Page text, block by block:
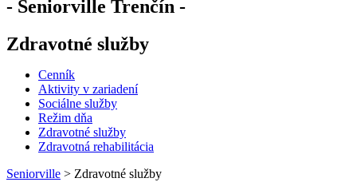
- Seniorville Trenčín -
Zdravotné služby
Cenník
Aktivity v zariadení
Sociálne služby
Režim dňa
Zdravotné služby
Zdravotná rehabilitácia
Seniorville > Zdravotné služby